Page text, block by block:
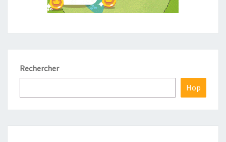
Rechercher
Hop